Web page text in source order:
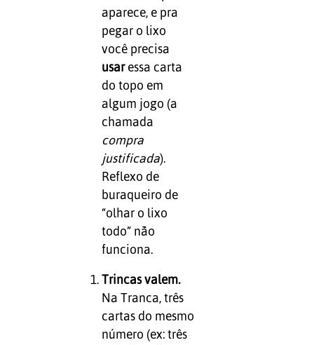
aparece, e pra
pegar o lixo
você precisa
usaressa carta
do topo em
algum jogo (a
chamada
compra
justificada).
Reflexo de
buraqueiro de
“olhar o lixo
todo” não
funciona.
Trincas valem.
Na Tranca, três
cartas do mesmo
número (ex: três